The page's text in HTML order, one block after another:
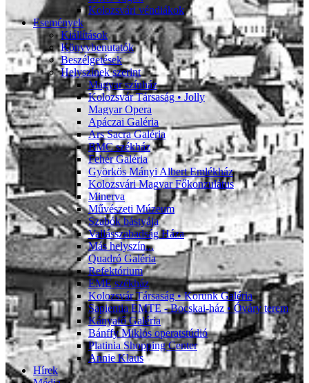
Kolozsvári véndiákok
Események
Kiállítások
Könyvbenutatók
Beszélgetések
Helyszínek szerint
Magyar színház
Kolozsvár Társaság • Jolly
Magyar Opera
Apáczai Galéria
Ars Sacra Galéria
BMC székház
Fehér Galéria
Györkös Mányi Albert Emlékház
Kolozsvári Magyar Főkonzulátus
Minerva
Művészeti Múzeum
Szabók bástyája
Vallásszabadság Háza
Más helyszín...
Quadró Galéria
Refektórium
EME székház
Kolozsvár Társaság • Korunk Galéria
Sapientia EMTE - Bocskai-ház • Óváry terem
Kányafő Galéria
Bánffy Miklós operatstúdió
Platinia Shopping Center
Annie Klaus
Hírek